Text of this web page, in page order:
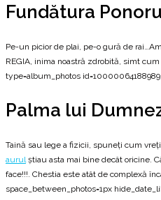
Fundătura
Pe-un picior de plai, pe-o gură de
REGIA, inima noastră zdrobită, simt
type=album_photos
Palma lui
Taină sau lege a fizicii, spuneți cum
aurul știau asta mai bine decât oricine.
face!!!. Chestia este atât de complexă
space_between_photos=1px